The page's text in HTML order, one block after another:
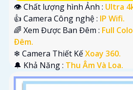
👁 Chất lượng hình Ảnh : Ultra 4k
👍 Camera Công nghệ : IP Wifi.
🌈 Xem Được Ban Đêm : Full
Ðêm.
❄ Camera Thiết KếXoay 360.
️🔔 Khả Năng : Thu Âm Và Loa.